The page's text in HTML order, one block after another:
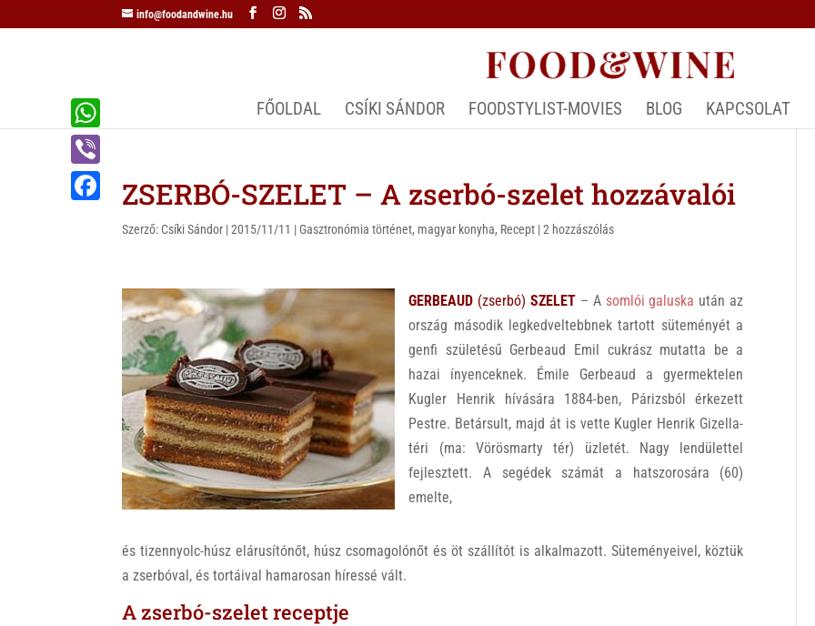
info@foodandwine.hu
FŐOLDAL CSÍKI SÁNDOR FOODSTYLIST-MOVIES BLOG KAPCSOLAT
ZSERBÓ-SZELET – A zserbó-szelet hozzávalói
Szerző: Csíki Sándor |2015/11/11 |Gasztronómia történet, magyar konyha, Recept |2 hozzászólás
GERBEAUD (zserbó) SZELET – A somlói galuska után az
ország második legkedveltebbnek tartott süteményét a
genfi születésű Gerbeaud Emil cukrász mutatta be a
hazai ínyenceknek. Émile Gerbeaud a gyermektelen
Kugler Henrik hívására 1884-ben, Párizsból érkezett
Pestre. Betársult, majd át is vette Kugler Henrik Gizella-
téri (ma: Vörösmarty tér) üzletét. Nagy lendülettel
fejlesztett. A segédek számát a hatszorosára (60)
emelte,
és tizennyolc-húsz elárusítónőt, húsz csomagolónőt és öt szállítót is alkalmazott. Süteményeivel, köztük
a zserbóval, és tortáival hamarosan híressé vált.
A zserbó-szelet receptje
W
h
a
V